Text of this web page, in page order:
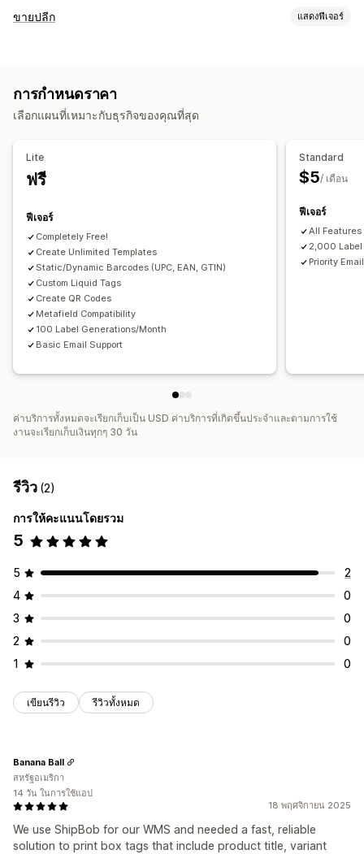
การจัดการบาร์โค้ด
การพิมพ์ป้ายกำกับ
การพิมพ์อัตโนมัติ
การพิมพ์จำนวนมาก
รูปภาพ
ขายปลีก แสดงฟีเจอร์
การกำหนดราคา
เลือกแผนที่เหมาะกับธุรกิจของคุณที่สุด
Lite
ฟรี
ฟีเจอร์
Completely Free!
Create Unlimited Templates
Static/Dynamic Barcodes (UPC, EAN, GTIN)
Custom Liquid Tags
Create QR Codes
Metafield Compatibility
100 Label Generations/Month
Basic Email Support
Standard
$5/ เดือน
ฟีเจอร์
All Features
2,000
Priority
ค่าบริการทั้งหมดจะเรียกเก็บเป็น USD ค่าบริการที่เกิดขึ้นประจำและตามการใช้
งานจะเรียกเก็บเงินทุกๆ 30 วัน
รีวิว (2)
การให้คะแนนโดยรวม
5
5
2
4
0
3
0
2
0
1
0
เขียนรีวิว รีวิวทั้งหมด
18 พฤศจิกายน 2025
We use ShipBob for our WMS and needed a fast, reliable
solution to print box tags that include product title, variant
Banana Ball
สหรัฐอเมริกา
14 วัน ในการใช้แอป